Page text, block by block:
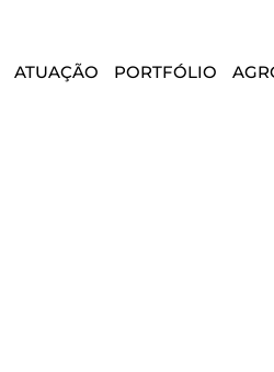
ATUAÇÃO PORTFÓLIO